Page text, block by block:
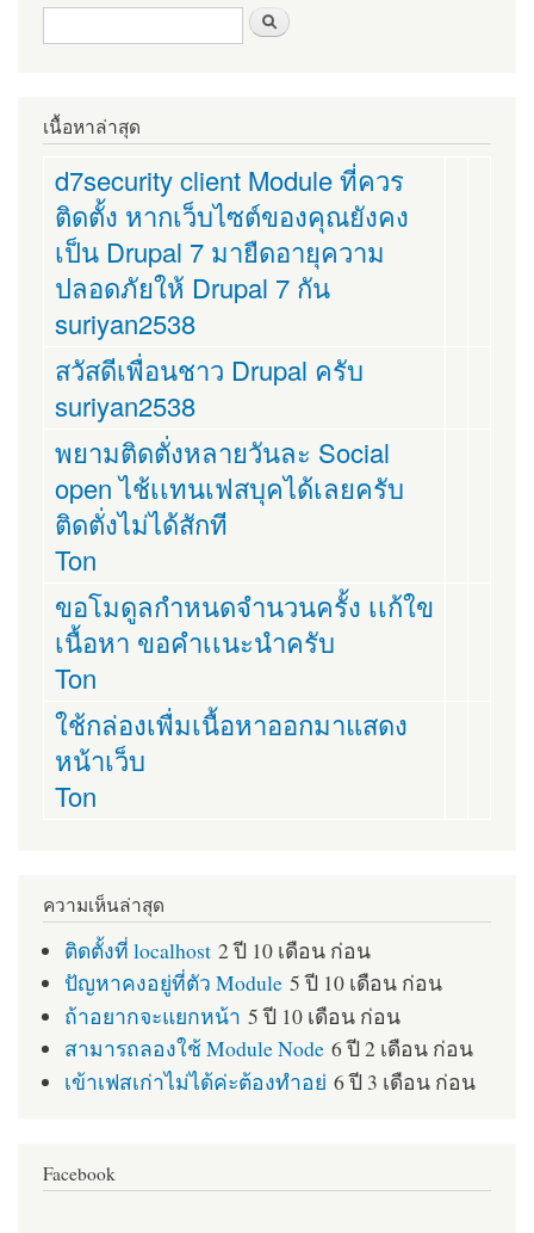
ฟอร์มค้นหา
เนื้อหาล่าสุด
d7security client Module ที่ควร
ติดตั้ง หากเว็บไซต์ของคุณยังคง
เป็น Drupal 7 มายืดอายุความ
ปลอดภัยให้ Drupal 7 กัน
suriyan2538
สวัสดีเพื่อนชาว Drupal ครับ
suriyan2538
พยามติดตั่งหลายวันละ Social
open ไช้เเทนเฟสบุคได้เลยครับ
ติดตั่งไม่ได้สักที
Ton
ขอโมดูลกำหนดจำนวนครั้ง เเก้ใข
เนื้อหา ขอคำเเนะนำครับ
Ton
ใช้กล่องเพื่มเนื้อหาออกมาแสดง
หน้าเว็บ
Ton
ความเห็นล่าสุด
ติดตั้งที่ localhost 2 ปี 10 เดือน ก่อน
ปัญหาคงอยู่ที่ตัว Module 5 ปี 10 เดือน ก่อน
ถ้าอยากจะแยกหน้า 5 ปี 10 เดือน ก่อน
สามารถลองใช้ Module Node 6 ปี 2 เดือน ก่อน
เข้าเฟสเก่าไม่ได้ค่ะต้องทำอย่ 6 ปี 3 เดือน ก่อน
Facebook